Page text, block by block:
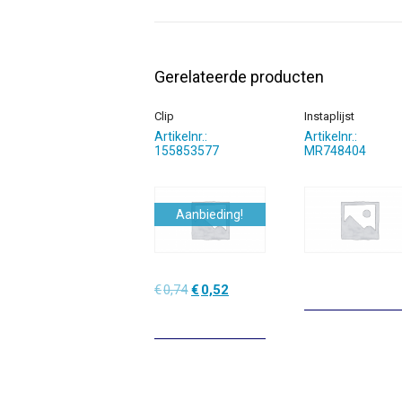
Gerelateerde producten
Clip
Artikelnr.:
155853577
Aanbieding!
€0,74 Oorspronkelijke
€0,74.
€ 0,52
€0,52.
Instaplijst
Artikelnr.:
MR748404